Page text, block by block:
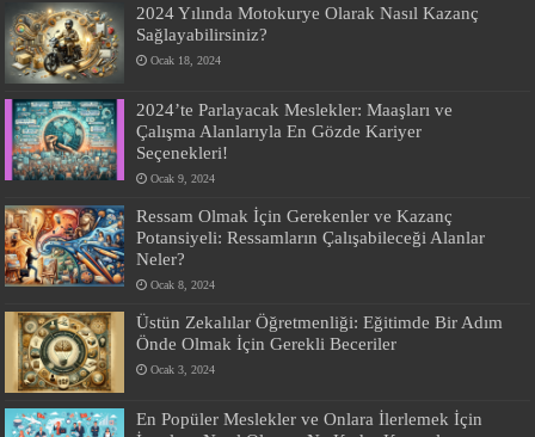
2024 Yılında Motokurye Olarak Nasıl Kazanç
Sağlayabilirsiniz?
Ocak 18, 2024
2024’te Parlayacak Meslekler: Maaşları ve
Çalışma Alanlarıyla En Gözde Kariyer
Seçenekleri!
Ocak 9, 2024
Ressam Olmak İçin Gerekenler ve Kazanç
Potansiyeli: Ressamların Çalışabileceği Alanlar
Neler?
Ocak 8, 2024
Üstün Zekalılar Öğretmenliği: Eğitimde Bir Adım
Önde Olmak İçin Gerekli Beceriler
Ocak 3, 2024
En Popüler Meslekler ve Onlara İlerlemek İçin